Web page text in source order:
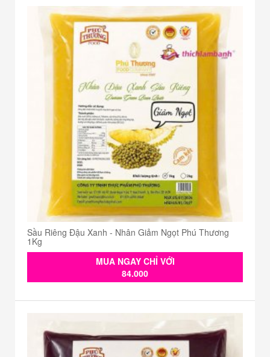
Sầu Riêng Đậu Xanh - Nhân Giảm Ngọt Phú Thương
1Kg
MUA NGAY CHỈ VỚI
84.000